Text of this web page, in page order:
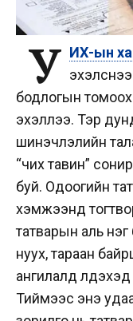
У ИХ-ын
бодлогын
эхэллээ. Тэр
шинэчлэлийн
“чих тавин”
буй. Одоогийн
хэмжээнд
татварын аль нэг
нуух, тараан
ангилалд
Тиймээс энэ